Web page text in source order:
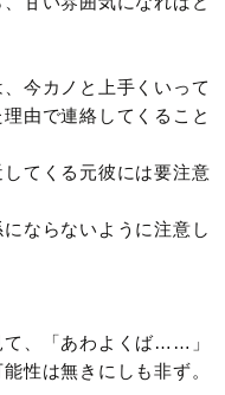
今カノと上手くいって
由で連絡してくること
てくる元彼には要注意
ならないように注意し
て、「あわよくば……」
性は無きにしも非ず。